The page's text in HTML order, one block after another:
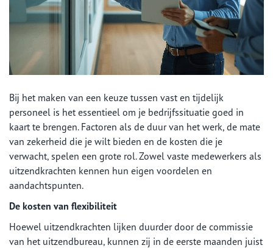
Bij het maken van een keuze tussen vast en tijdelijk
personeel is het essentieel om je bedrijfssituatie goed in
kaart te brengen. Factoren als de duur van het werk, de mate
van zekerheid die je wilt bieden en de kosten die je
verwacht, spelen een grote rol. Zowel vaste medewerkers als
uitzendkrachten kennen hun eigen voordelen en
aandachtspunten.
De kosten van flexibiliteit
Hoewel uitzendkrachten lijken duurder door de commissie
van het uitzendbureau, kunnen zij in de eerste maanden juist